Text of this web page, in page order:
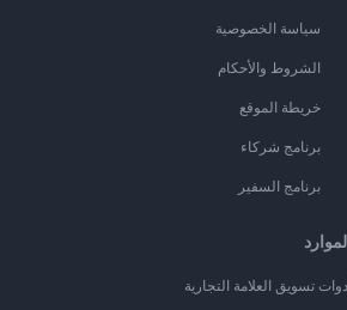
سياسة الخصوصية
الشروط والأحكام
خريطة الموقع
برنامج شركاء
برنامج السفير
تسويق العلامة التجارية